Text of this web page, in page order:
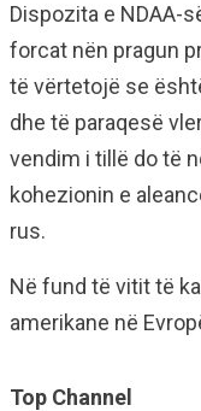
Dispozita e NDAA-
forcat nën pragun
të vërtetojë se
dhe të paraqesë
vendim i tillë do të
kohezionin e
rus.
Në fund të vitit të
amerikane në
Top Channel